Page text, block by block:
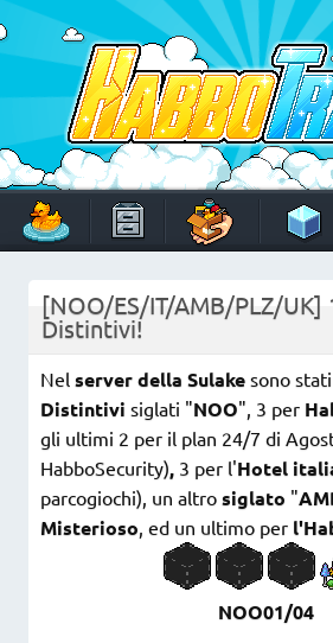
Skip
to
content
Un viaggio di pixel!
[NOO/ES/IT/AMB/PLZ/UK]
Distintivi!
Nel server della Sulake sono
Distintivi siglati "NOO", 3 per
gli ultimi 2 per il plan 24/7 di
HabboSecurity), 3 per l'Hotel
parcogiochi), un altro siglato "
Misterioso, ed un ultimo per
NOO01/04